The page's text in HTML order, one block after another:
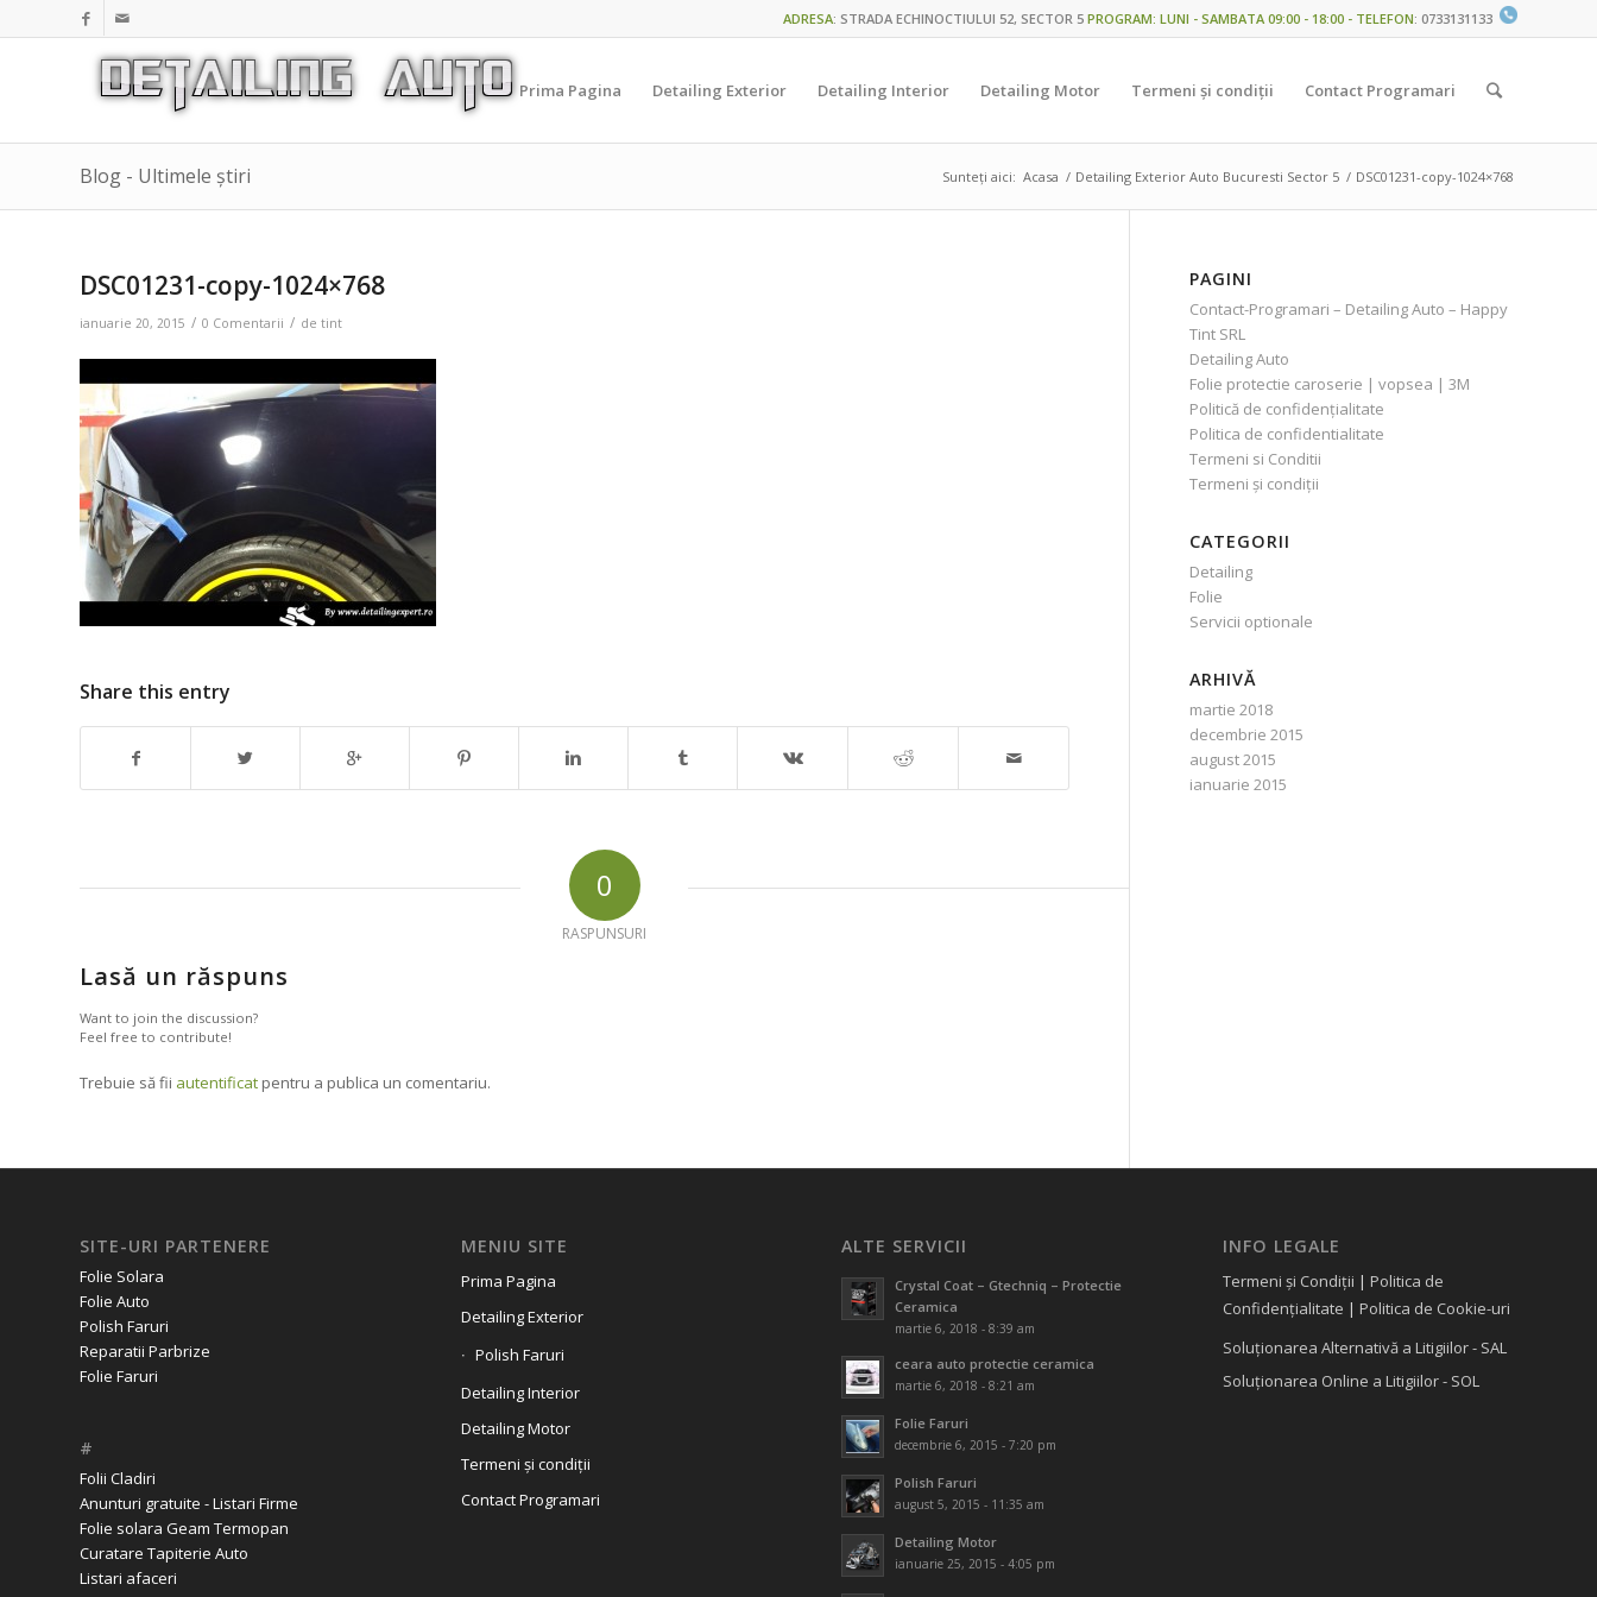
ADRESA: STRADA ECHINOCTIULUI 52, SECTOR 5 PROGRAM: LUNI - SAMBATA 09:00 - 18:00 - TELEFON: 0733131133
Prima Pagina Detailing Exterior Detailing Interior Detailing Motor Termeni și condiții Contact Programari
Blog - Ultimele știri Sunteți aici: Acasa / Detailing Exterior Auto Bucuresti Sector 5 / DSC01231-copy-1024×768
DSC01231-copy-1024×768
ianuarie 20, 2015 / 0 Comentarii / de tint
Share this entry
0
RASPUNSURI
Lasă un răspuns
Want to join the discussion?
Feel free to contribute!
Trebuie să fii autentificat pentru a publica un comentariu.
PAGINI
Contact-Programari – Detailing Auto – Happy
Tint SRL
Detailing Auto
Folie protectie caroserie | vopsea | 3M
Politică de confidențialitate
Politica de confidentialitate
Termeni si Conditii
Termeni și condiții
CATEGORII
Detailing
Folie
Servicii optionale
ARHIVĂ
martie 2018
decembrie 2015
august 2015
ianuarie 2015
SITE-URI PARTENERE
Folie Solara
Folie Auto
Polish Faruri
Reparatii Parbrize
Folie Faruri
#
Folii Cladiri
Anunturi gratuite - Listari Firme
Folie solara Geam Termopan
Curatare Tapiterie Auto
Listari afaceri
MENIU SITE
Prima Pagina
Detailing Exterior
Polish Faruri
Detailing Interior
Detailing Motor
Termeni și condiții
Contact Programari
ALTE SERVICII
Crystal Coat – Gtechniq – Protectie
Ceramica
martie 6, 2018 - 8:39 am
ceara auto protectie ceramica
martie 6, 2018 - 8:21 am
Folie Faruri
decembrie 6, 2015 - 7:20 pm
Polish Faruri
august 5, 2015 - 11:35 am
Detailing Motor
ianuarie 25, 2015 - 4:05 pm
INFO LEGALE
Termeni și Condiții | Politica de
Confidențialitate | Politica de Cookie-uri
Soluționarea Alternativă a Litigiilor - SAL
Soluționarea Online a Litigiilor - SOL